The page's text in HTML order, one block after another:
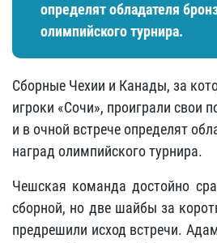
определят обладателя
олимпийского турнира.
Сборные Чехии и Канады, за
игроки «Сочи», проиграли свои
и в очной встрече определят
наград олимпийского турнира.
Чешская команда достойно
сборной, но две шайбы за
предрешили исход встречи.